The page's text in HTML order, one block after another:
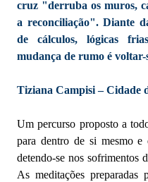
cruz "derruba os muros,
a reconciliação". Diante
de cálculos, lógicas
mudança de rumo é
Tiziana Campisi – Cidade
Um percurso proposto a
para dentro de si mesmo e
detendo-se nos sofrimentos
As meditações